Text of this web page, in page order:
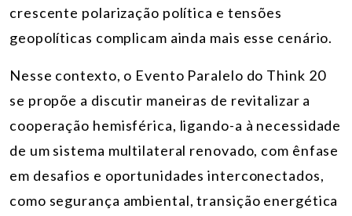
crescente polarização política e tensões
geopolíticas complicam ainda mais esse cenário.
Nesse contexto, o Evento Paralelo do Think 20
se propõe a discutir maneiras de revitalizar a
cooperação hemisférica, ligando-a à necessidade
de um sistema multilateral renovado, com ênfase
em desafios e oportunidades interconectados,
como segurança ambiental, transição energética